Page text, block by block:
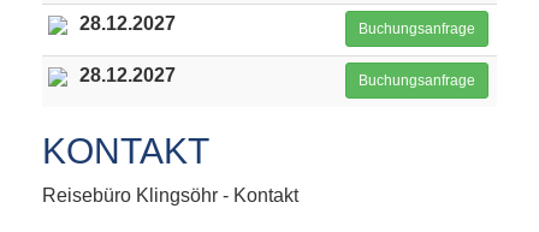
28.12.2027 Buchungsanfrage
28.12.2027 Buchungsanfrage
KONTAKT
Reisebüro Klingsöhr - Kontakt